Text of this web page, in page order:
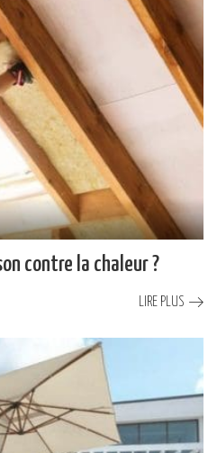
contre la chaleur ?
LIRE PLUS